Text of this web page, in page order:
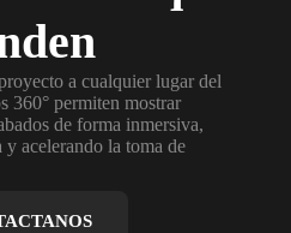
a cualquier lugar del
360° permiten mostrar
de forma inmersiva,
y acelerando la toma de